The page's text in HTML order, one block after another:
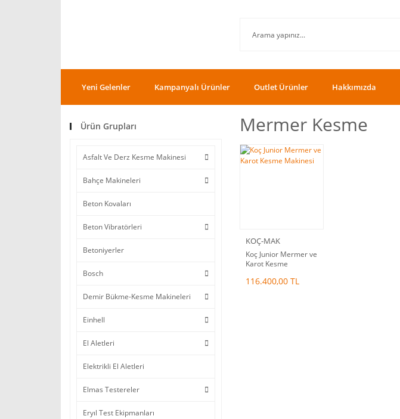
Yeni Gelenler Kampanyalı Ürünler Outlet Ürünler Hakkımızda
Ürün Grupları
Asfalt Ve Derz Kesme Makinesi
Bahçe Makineleri
Beton Kovaları
Beton Vibratörleri
Betoniyerler
Bosch
Demir Bükme-Kesme Makineleri
Einhell
El Aletleri
Elektrikli El Aletleri
Elmas Testereler
Eryıl Test Ekipmanları
Mermer Kesme
KOÇ-MAK
Koç Junior Mermer ve
Karot Kesme
116.400,00 TL